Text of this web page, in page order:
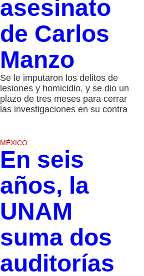
asesinato
de Carlos
Manzo
Se le imputaron los delitos de
lesiones y homicidio, y se dio un
plazo de tres meses para cerrar
las investigaciones en su contra
MÉXICO
En seis
años, la
UNAM
suma dos
auditorías